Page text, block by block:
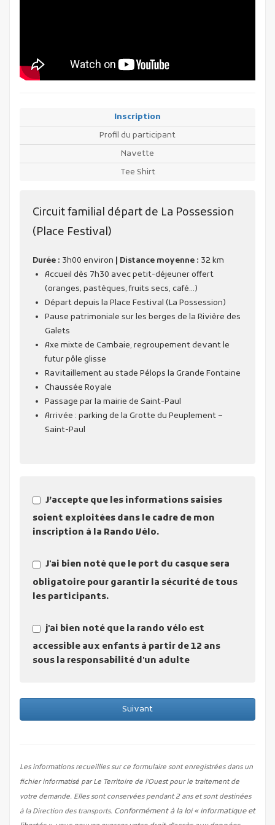
Inscription
Profil du participant
Navette
Tee Shirt
Circuit familial départ de La Possession
(Place Festival)
Durée : 3h00 environ | Distance moyenne : 32 km
Accueil dès 7h30 avec petit-déjeuner offert
(oranges, pastèques, fruits secs, café...)
Départ depuis la Place Festival (La Possession)
Pause patrimoniale sur les berges de la Rivière des
Galets
Axe mixte de Cambaie, regroupement devant le
futur pôle glisse
Ravitaillement au stade Pélops la Grande Fontaine
Chaussée Royale
Passage par la mairie de Saint-Paul
Arrivée : parking de la Grotte du Peuplement –
Saint-Paul
J’accepte que les informations saisies
soient exploitées dans le cadre de mon
inscription à la Rando Vélo.
J'ai bien noté que le port du casque sera
obligatoire pour garantir la sécurité de tous
les participants.
j'ai bien noté que la rando vélo est
accessible aux enfants à partir de 12 ans
sous la responsabilité d'un adulte
Suivant
Les informations recueillies sur ce formulaire sont enregistrées dans un
fichier informatisé par Le Territoire de l'Ouest pour le traitement de
votre demande. Elles sont conservées pendant 2 ans et sont destinées
à la Direction des transports. Conformément à la loi « informatique et